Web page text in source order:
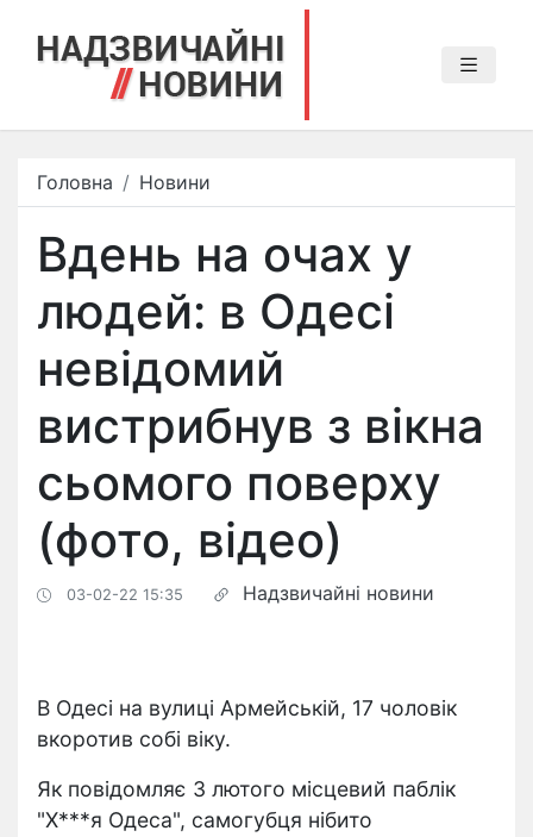
Головна Новини
Вдень на очах у
людей: в Одесі
невідомий
вистрибнув з вікна
сьомого поверху
(фото, відео)
03-02-22 15:35 Надзвичайні новини
В Одесі на вулиці Армейській, 17 чоловік
вкоротив собі віку.
Як повідомляє 3 лютого місцевий паблік
"Х***я Одеса", самогубця нібито